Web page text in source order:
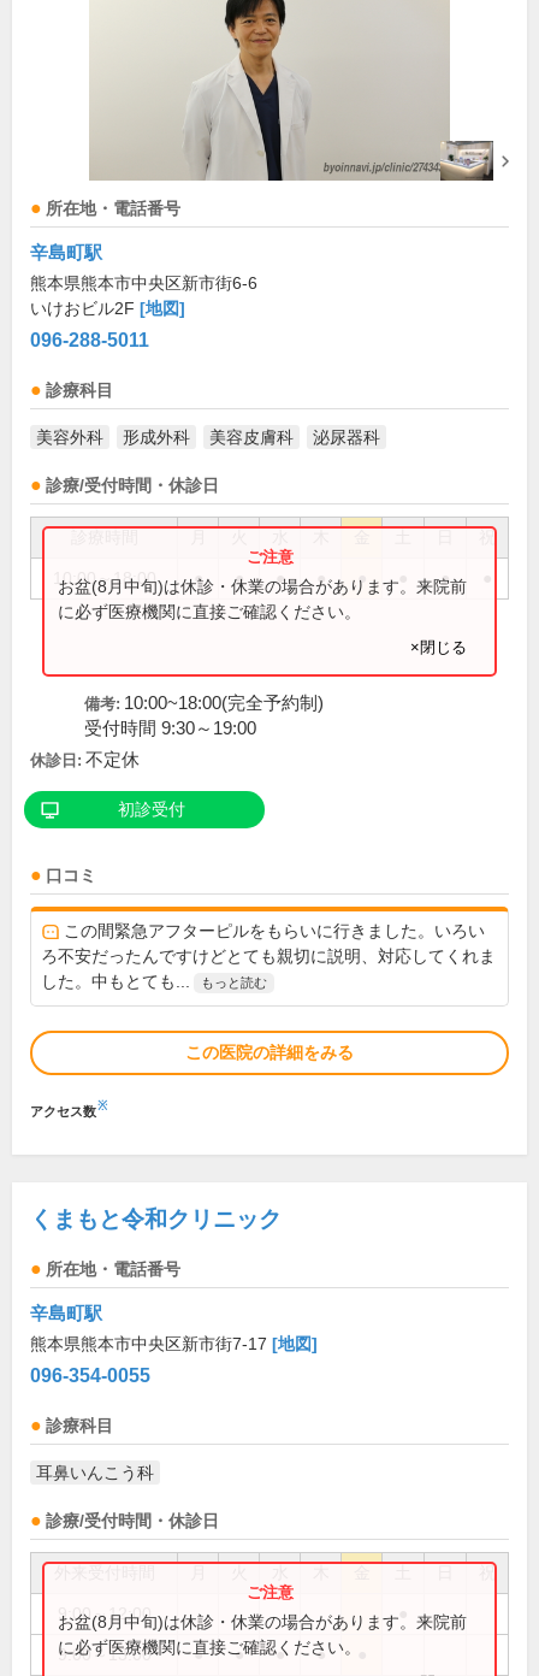
所在地・電話番号
辛島町駅
熊本県熊本市中央区新市街6-6
いけおビル2F [地図]
096-288-5011
診療科目
美容外科 形成外科 美容皮膚科 泌尿器科
診療/受付時間・休診日
祝
10:00～18:00 ● ● ● ● ● ●
お盆(8月中旬)は休診・休業の場合があります。来院前
に必ず医療機関に直接ご確認ください。
×閉じる
備考: 10:00~18:00(完全予約制)
受付時間 9:30～19:00
休診日: 不定休
初診受付
口コミ
この間緊急アフターピルをもらいに行きました。いろい
ろ不安だったんですけどとても親切に説明、対応してくれま
した。中もとても...
もっと読む
この医院の詳細をみる
アクセス数※
くまもと令和クリニック
所在地・電話番号
辛島町駅
熊本県熊本市中央区新市街7-17 [地図]
096-354-0055
診療科目
耳鼻いんこう科
診療/受付時間・休診日
祝
9:00～12:00
9:00～13:00 ● ● ● ●
お盆(8月中旬)は休診・休業の場合があります。来院前
に必ず医療機関に直接ご確認ください。